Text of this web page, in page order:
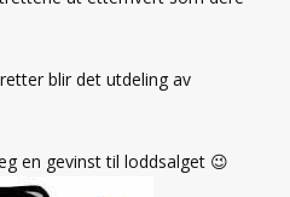
blir det utdeling av
en gevinst til loddsalget 😉